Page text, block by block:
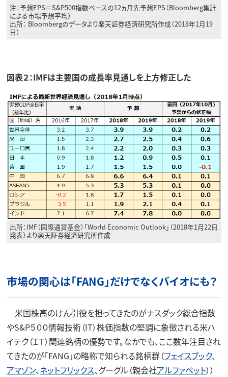
注：予想EPS＝S&P500指数ベースの12ヵ月先予想EPS（Bloomberg集計
による市場予想平均）
出所： Bloombergのデータより楽天証券経済研究所作成（2018年1月19
日）
図表２：IMFは主要国の成長率見通しを上方修正した
出所：IMF（国際通貨基金）「World Economic Outlook」（2018年1月22日
発表）より楽天証券経済研究所作成
市場の関心は「FANG」だけでなくバイオにも？
米国株高のけん引役を担ってきたのがナスダック総合指数
やS&P５００情報技術（IT）株価指数の堅調に象徴される米ハ
イテク（ＩＴ）関連銘柄の優勢です。なかでも、ここ数年注目され
てきたのが「FANG」の略称で知られる銘柄群（フェイスブック、
アマゾン、ネットフリックス、グーグル（親会社アルファベット））